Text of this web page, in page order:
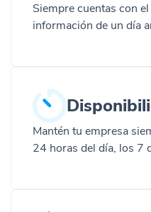
Siempre cuentas con
información de un día
Mantén tu empresa
24 horas del día, los 7